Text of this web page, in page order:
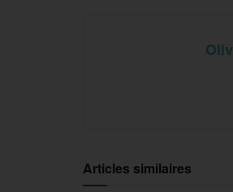
Articles similaires